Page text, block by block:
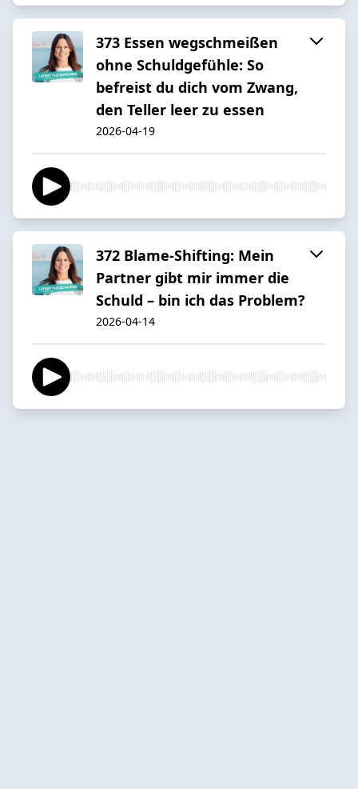
373 Essen wegschmeißen
ohne Schuldgefühle: So
befreist du dich vom Zwang,
den Teller leer zu essen
2026-04-19
372 Blame-Shifting: Mein
Partner gibt mir immer die
Schuld – bin ich das Problem?
2026-04-14